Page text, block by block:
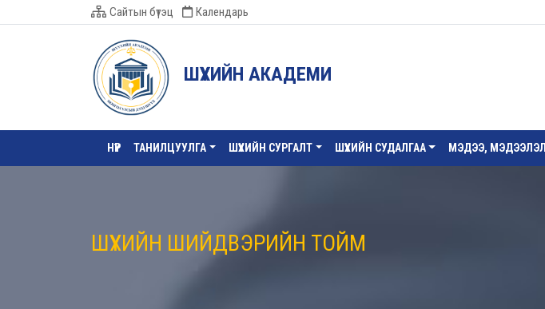
Сайтын бүтэц Календарь
ШҮҮХИЙН АКАДЕМИ
НҮҮР ТАНИЛЦУУЛГА ШҮҮХИЙН СУРГАЛТ ШҮҮХИЙН СУДАЛГАА МЭДЭЭ, МЭДЭЭЛЭЛ
ШҮҮХИЙН ШИЙДВЭРИЙН ТОЙМ